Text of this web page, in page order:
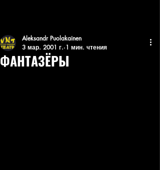
ФАНТАЗЁРЫ
Aleksandr Puolakainen
3 мар. 2001 г. 1 мин. чтения